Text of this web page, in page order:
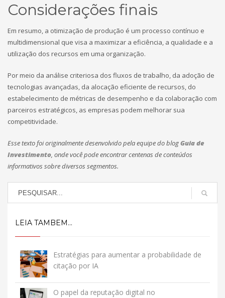
Considerações finais
Em resumo, a otimização de produção é um processo contínuo e
multidimensional que visa a maximizar a eficiência, a qualidade e a
utilização dos recursos em uma organização.
Por meio da análise criteriosa dos fluxos de trabalho, da adoção de
tecnologias avançadas, da alocação eficiente de recursos, do
estabelecimento de métricas de desempenho e da colaboração com
parceiros estratégicos, as empresas podem melhorar sua
competitividade.
Esse texto foi originalmente desenvolvido pela equipe do blogGuia de
Investimento, onde você pode encontrar centenas de conteúdos
informativos sobre diversos segmentos.
LEIA TAMBEM...
Estratégias para aumentar a probabilidade de
citação por IA
O papel da reputação digital no